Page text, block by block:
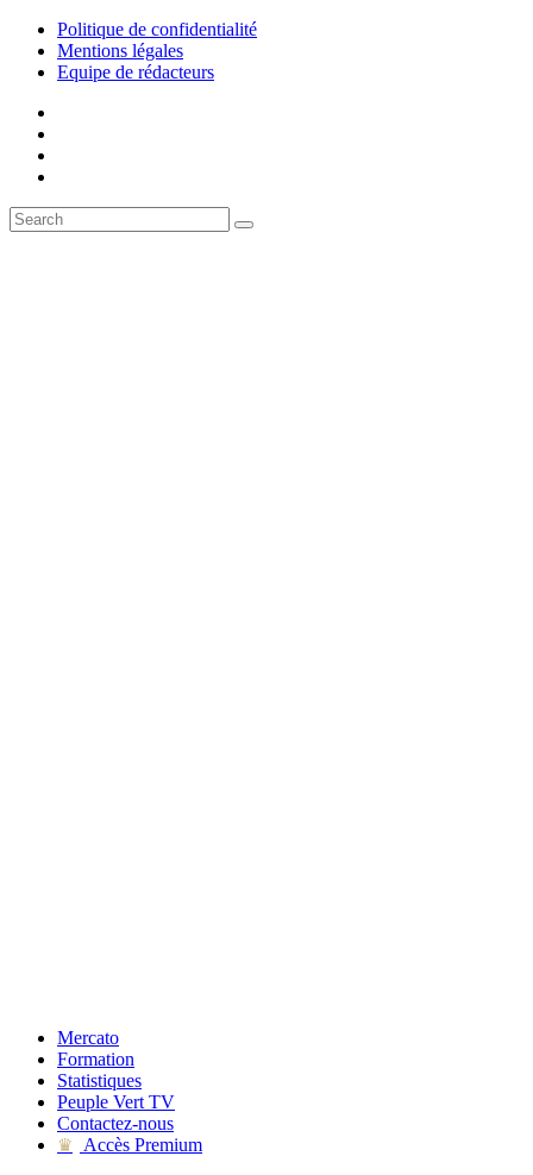
Politique de confidentialité
Mentions légales
Equipe de rédacteurs
Mercato
Formation
Statistiques
Peuple Vert TV
Contactez-nous
♛
Accès Premium